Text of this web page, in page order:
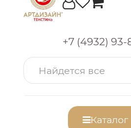
+7 (4932) 93-
Каталог